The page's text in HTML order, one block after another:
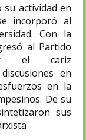
su actividad en
incorporó al
Con la
al Partido
el cariz
en
en la
De su
sus